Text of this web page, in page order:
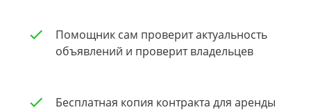
От 100
Помощник сам проверит актуальность
объявлений и проверит владельцев
Бесплатная копия контракта для аренды